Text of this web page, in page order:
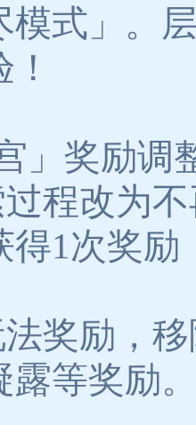
模式」。
」奖励调
程改为
得1次奖励
奖励，
露等奖励